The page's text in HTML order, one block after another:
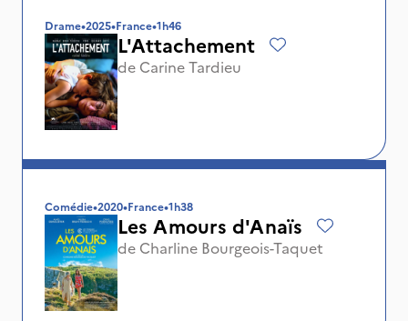
Drame•2025•France•1h46
L'Attachement
de Carine Tardieu
Comédie•2020•France•1h38
Les Amours d'Anaïs
de Charline Bourgeois-Taquet